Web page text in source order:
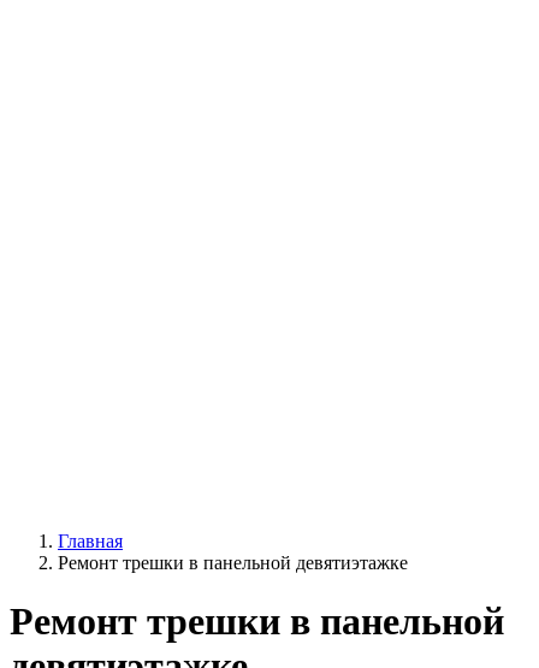
Главная
Ремонт трешки в панельной девятиэтажке
Ремонт трешки в панельной